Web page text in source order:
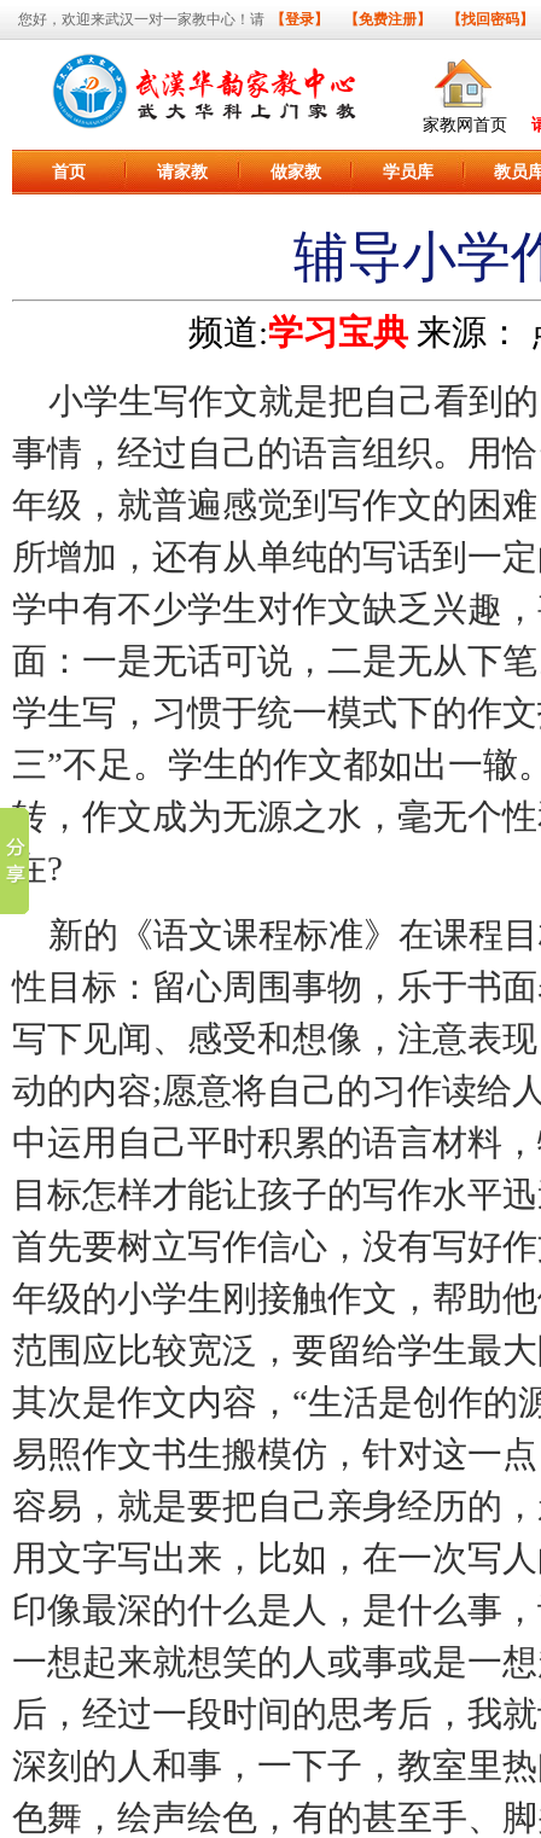
您好，欢迎来武汉一对一家教中心！请 【登录】 【免费注册】 【找回密码】
家教网首页
首页 请家教 做家教 学员库 教员
辅导小学
频道:学习宝典来源：
小学生写作文就是把自己看到
事情，经过自己的语言组织。用
年级，就普遍感觉到写作文的困
所增加，还有从单纯的写话到一
学中有不少学生对作文缺乏兴趣
面：一是无话可说，二是无从下
学生写，习惯于统一模式下的作
三”不足。学生的作文都如出一辙
转，作文成为无源之水，毫无个
在?
新的《语文课程标准》在课程
性目标：留心周围事物，乐于书
写下见闻、感受和想像，注意表
动的内容;愿意将自己的习作读给
中运用自己平时积累的语言材料
目标怎样才能让孩子的写作水平
首先要树立写作信心，没有写好
年级的小学生刚接触作文，帮助
范围应比较宽泛，要留给学生最
其次是作文内容，“生活是创作的
易照作文书生搬模仿，针对这一
容易，就是要把自己亲身经历的
用文字写出来，比如，在一次写
印像最深的什么是人，是什么事
一想起来就想笑的人或事或是一
后，经过一段时间的思考后，我
深刻的人和事，一下子，教室里
色舞，绘声绘色，有的甚至手、